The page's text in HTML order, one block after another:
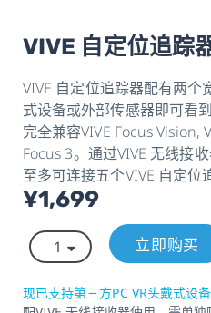
VIVE 自定位追踪
VIVE 自定位追踪器配有两
式设备或外部传感器即可看
完全兼容VIVE Focus Vision,
Focus 3。通过VIVE 无线接
至多可连接五个VIVE 自定位
¥1,699
立即购买
现已支持第三方PC VR头戴式设